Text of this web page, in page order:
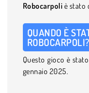
Robocarpoli è stato
QUANDO È
ROBOCARPOLI?
Questo gioco è
gennaio 2025.